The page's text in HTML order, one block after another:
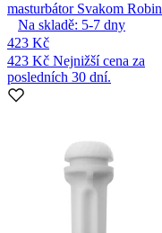
masturbátor Svakom Robin
Na skladě: 5-7 dny
423 Kč
423 Kč Nejnižší cena za
posledních 30 dní.